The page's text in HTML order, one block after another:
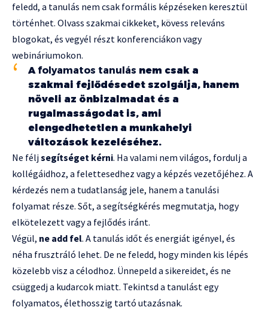
feledd, a tanulás nem csak formális képzéseken keresztül
történhet. Olvass szakmai cikkeket, kövess releváns
blogokat, és vegyél részt konferenciákon vagy
webináriumokon.
Afolyamatos tanulás nem csak a
szakmai fejlődésedet szolgálja, hanem
növeli az önbizalmadat és a
rugalmasságodat is, ami
elengedhetetlen a munkahelyi
változások kezeléséhez.
Ne féljsegítséget kérni. Ha valami nem világos, fordulj a
kollégáidhoz, a felettesedhez vagy a képzés vezetőjéhez. A
kérdezés nem a tudatlanság jele, hanem a tanulási
folyamat része. Sőt, a segítségkérés megmutatja, hogy
elkötelezett vagy a fejlődés iránt.
Végül, ne add fel. A tanulás időt és energiát igényel, és
néha frusztráló lehet. De ne feledd, hogy minden kis lépés
közelebb visz a célodhoz. Ünnepeld a sikereidet, és ne
csüggedj a kudarcok miatt. Tekintsd a tanulást egy
folyamatos, élethosszig tartó utazásnak.